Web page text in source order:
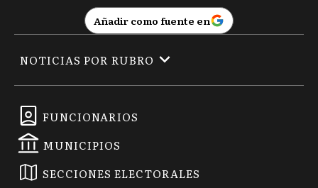
Añadir como fuente en
FUNCIONARIOS
MUNICIPIOS
SECCIONES ELECTORALES
NOTICIAS POR RUBRO